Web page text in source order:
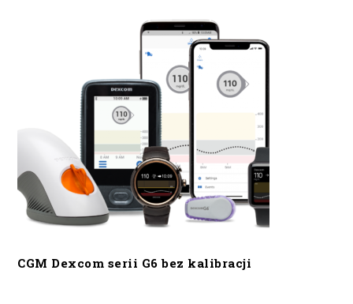
CGM Dexcom serii G6 bez kalibracji